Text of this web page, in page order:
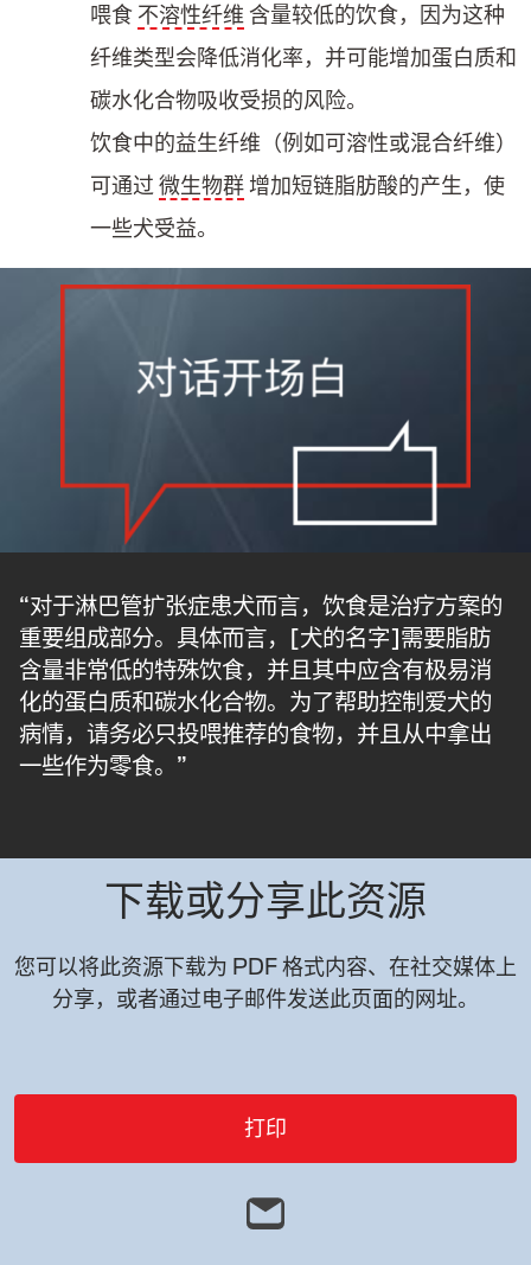
喂食 不溶性纤维 含量较低的饮食，因为这种
纤维类型会降低消化率，并可能增加蛋白质和
碳水化合物吸收受损的风险。
饮食中的益生纤维（例如可溶性或混合纤维）
可通过 微生物群 增加短链脂肪酸的产生，使
一些犬受益。
“对于淋巴管扩张症患犬而言，饮食是治疗方案的
重要组成部分。具体而言，[犬的名字]需要脂肪
含量非常低的特殊饮食，并且其中应含有极易消
化的蛋白质和碳水化合物。为了帮助控制爱犬的
病情，请务必只投喂推荐的食物，并且从中拿出
一些作为零食。”
下载或分享此资源
您可以将此资源下载为 PDF 格式内容、在社交媒体上
分享，或者通过电子邮件发送此页面的网址。
打印